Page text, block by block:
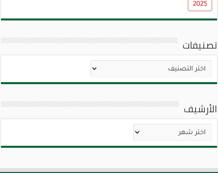
2025
تصنيفات
تصنيفات
الأرشيف
الأرشيف